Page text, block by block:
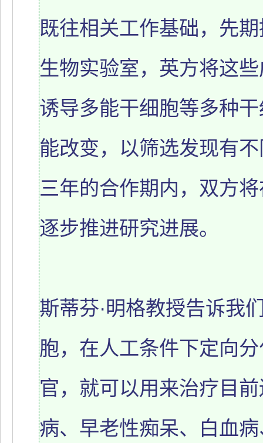
既往相关工作基础，先
生物实验室，英方将这
诱导多能干细胞等多种
能改变，以筛选发现有
三年的合作期内，双方
逐步推进研究进展。
斯蒂芬·明格教授告诉我
胞，在人工条件下定向
官，就可以用来治疗目
病、早老性痴呆、白血